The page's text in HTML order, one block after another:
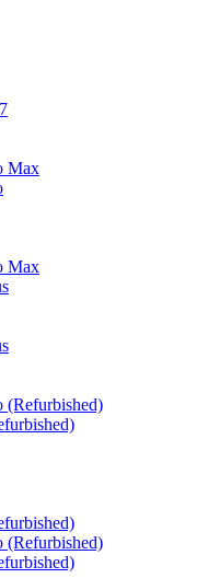
Max
Max
(Refurbished)
(Refurbished)